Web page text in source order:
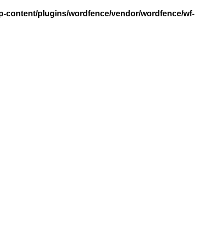
content/plugins/wordfence/vendor/wordfence/wf-